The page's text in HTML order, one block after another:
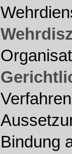
Bindung